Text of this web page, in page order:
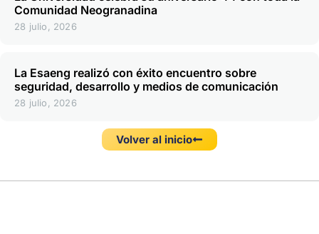
Comunidad Neogranadina
28 julio, 2026
La Esaeng realizó con éxito encuentro sobre
seguridad, desarrollo y medios de comunicación
28 julio, 2026
Volver al inicio